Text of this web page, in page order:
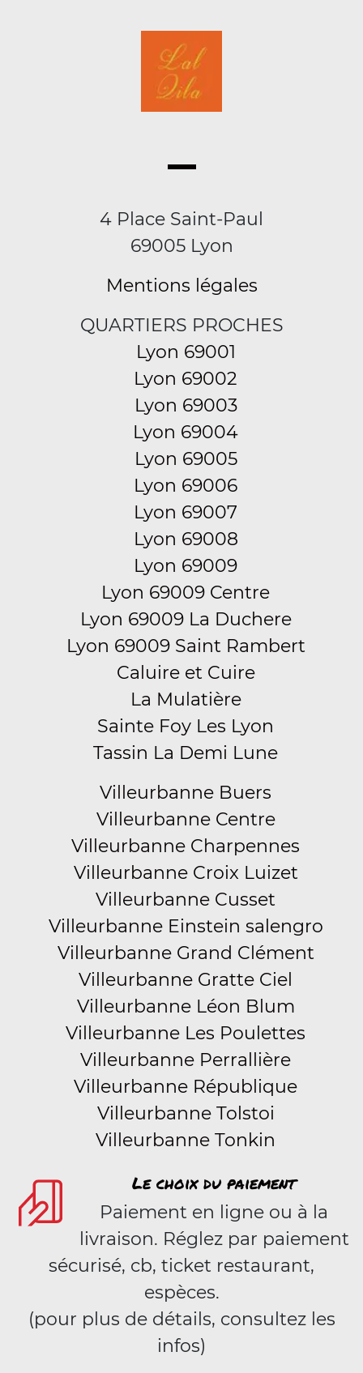
4 Place Saint-Paul
69005 Lyon
Mentions légales
QUARTIERS PROCHES
Lyon 69001
Lyon 69002
Lyon 69003
Lyon 69004
Lyon 69005
Lyon 69006
Lyon 69007
Lyon 69008
Lyon 69009
Lyon 69009 Centre
Lyon 69009 La Duchere
Lyon 69009 Saint Rambert
Caluire et Cuire
La Mulatière
Sainte Foy Les Lyon
Tassin La Demi Lune
Villeurbanne Buers
Villeurbanne Centre
Villeurbanne Charpennes
Villeurbanne Croix Luizet
Villeurbanne Cusset
Villeurbanne Einstein salengro
Villeurbanne Grand Clément
Villeurbanne Gratte Ciel
Villeurbanne Léon Blum
Villeurbanne Les Poulettes
Villeurbanne Perrallière
Villeurbanne République
Villeurbanne Tolstoi
Villeurbanne Tonkin
Le choix du paiement
Paiement en ligne ou à la
livraison. Réglez par paiement
sécurisé, cb, ticket restaurant,
espèces.
(pour plus de détails, consultez les
infos)